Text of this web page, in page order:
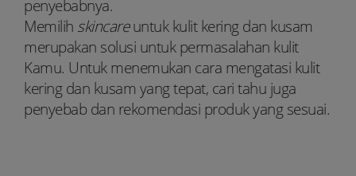
penyebabnya.
Memilih skincareuntuk kulit kering dan kusam
merupakan solusi untuk permasalahan kulit
Kamu. Untuk menemukan cara mengatasi kulit
kering dan kusam yang tepat, cari tahu juga
penyebab dan rekomendasi produk yang sesuai.